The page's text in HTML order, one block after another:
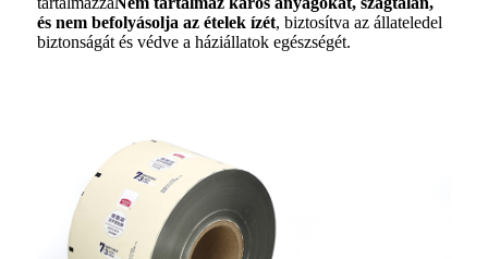
és nem befolyásolja az ételek ízét, biztosítva az állateledel
biztonságát és védve a háziállatok egészségét.